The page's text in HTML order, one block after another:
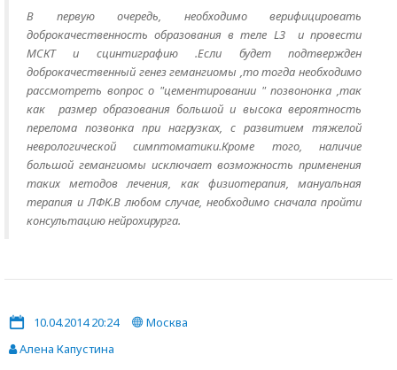
В первую очередь, необходимо верифицировать
доброкачественность образования в теле L3 и провести
МСКТ и сцинтиграфию .Если будет подтвержден
доброкачественный генез гемангиомы ,то тогда необходимо
рассмотреть вопрос о "цементировании " позвононка ,так
как размер образования большой и высока вероятность
перелома позвонка при нагрузках, с развитием тяжелой
неврологической симптоматики.Кроме того, наличие
большой гемангиомы исключает возможность применения
таких методов лечения, как физиотерапия, мануальная
терапия и ЛФК.В любом случае, необходимо сначала пройти
консультацию нейрохирурга.
10.04.2014 20:24
Москва
Алена Капустина